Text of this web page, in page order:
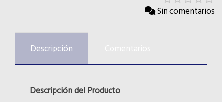
Sin comentarios
Descripción
Descripción del Producto